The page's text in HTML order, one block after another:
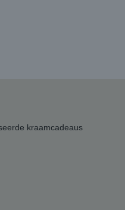
kraamcadeaus